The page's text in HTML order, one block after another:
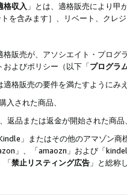
格収入 」とは、適格販売により甲
トを含みます］、リベート、クレ
格販売が、アソシエイト・プロ
およびポリシー（以下「プログラ
適格販売の要件を満たすようにみ
入された商品、
返品または返金が開始された商品、
」またはその他のアマゾン
」、「amaozn」および「
「禁止リスティング広告 」と総称